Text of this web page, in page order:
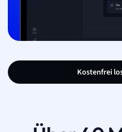
Kostenfrei